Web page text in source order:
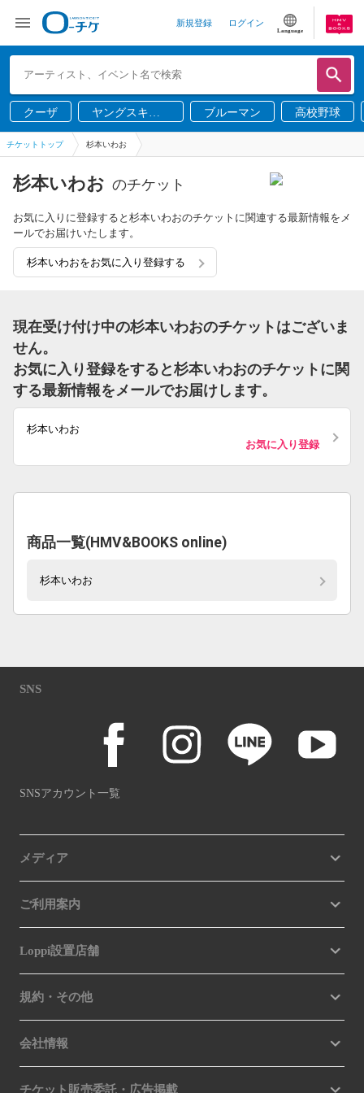
新規登録 ログイン
Language
クーザ
ヤングスキニ
ー
ブルーマン 高校野球
チケットトップ 杉本いわお
杉本いわお のチケット
お気に入りに登録すると杉本いわおのチケットに関連する最新情報をメ
ールでお届けいたします。
杉本いわおをお気に入り登録する
現在受け付け中の杉本いわおのチケットはございま
せん。
お気に入り登録をすると杉本いわおのチケットに関
する最新情報をメールでお届けします。
杉本いわお
お気に入り登録
商品一覧(HMV&BOOKS online)
杉本いわお
SNS
SNSアカウント一覧
メディア
ご利用案内
Loppi設置店舗
規約・その他
会社情報
チケット販売委託・広告掲載